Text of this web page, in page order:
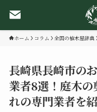
ホーム コラム 全国の植木屋辞典
長崎県長崎市の
業者8選！庭木
れの専門業者を